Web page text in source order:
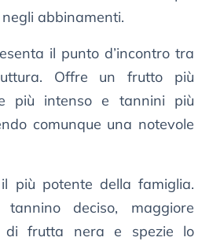
abbinamenti.
il punto d’incontro tra
Offre un frutto più
più intenso e tannini più
comunque una notevole
più potente della famiglia.
tannino deciso, maggiore
di frutta nera e spezie lo